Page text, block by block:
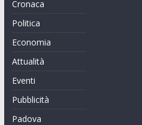
Cronaca
Politica
Economia
Attualità
Eventi
Pubblicità
Padova